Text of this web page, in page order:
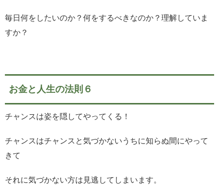
毎日何をしたいのか？何をするべきなのか？理解していま
すか？
お金と人生の法則６
チャンスは姿を隠してやってくる！
チャンスはチャンスと気づかないうちに知らぬ間にやって
きて
それに気づかない方は見逃してしまいます。